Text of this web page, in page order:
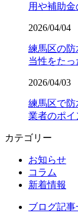
用や補助
2026/04/04
練馬区の
当性をた
2026/04/03
練馬区で防
業者のポイ
カテゴリー
お知らせ
コラム
新着情報
ブログ記事